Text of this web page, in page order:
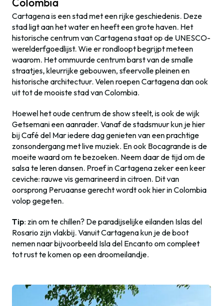
Colombia
Cartagena is een stad met een rijke geschiedenis. Deze
stad ligt aan het water en heeft een grote haven. Het
historische centrum van Cartagena staat op de UNESCO-
werelderfgoedlijst. Wie er rondloopt begrijpt meteen
waarom. Het ommuurde centrum barst van de smalle
straatjes, kleurrijke gebouwen, sfeervolle pleinen en
historische architectuur. Velen roepen Cartagena dan ook
uit tot de mooiste stad van Colombia.
Hoewel het oude centrum de show steelt, is ook de wijk
Getsemani een aanrader. Vanaf de stadsmuur kun je hier
bij Café del Mar iedere dag genieten van een prachtige
zonsondergang met live muziek. En ook Bocagrande is de
moeite waard om te bezoeken. Neem daar de tijd om de
salsa te leren dansen. Proef in Cartagena zeker een keer
ceviche: rauwe vis gemarineerd in citroen. Dit van
oorsprong Peruaanse gerecht wordt ook hier in Colombia
volop gegeten.
Tip: zin om te chillen? De paradijselijke eilanden Islas del
Rosario zijn vlakbij. Vanuit Cartagena kun je de boot
nemen naar bijvoorbeeld Isla del Encanto om compleet
tot rust te komen op een droomeilandje.